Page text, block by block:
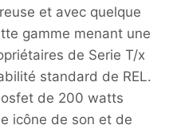
et avec quelque
gamme menant une
de Serie T/x
standard de REL.
de 200 watts
icône de son et de